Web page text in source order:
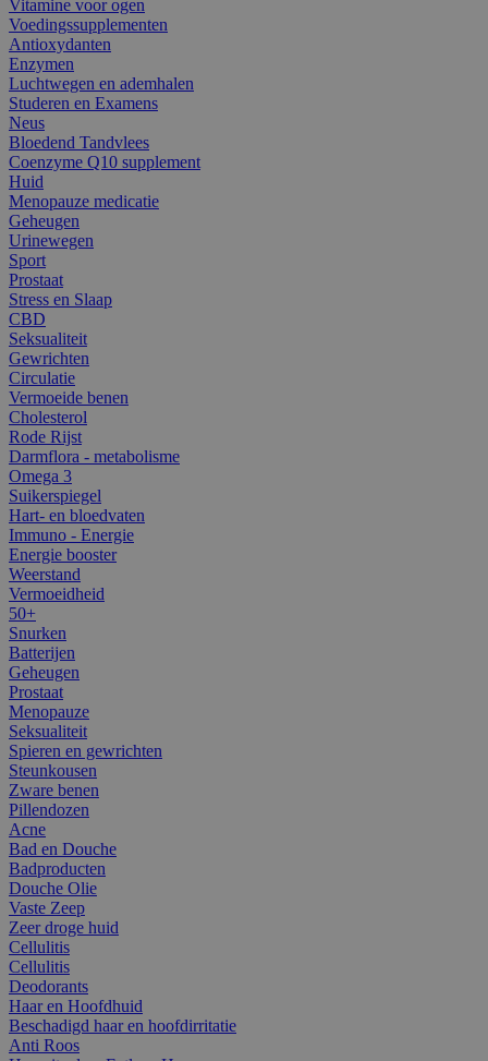
Vitamine voor ogen
Voedingssupplementen
Antioxydanten
Enzymen
Luchtwegen en ademhalen
Studeren en Examens
Neus
Bloedend Tandvlees
Coenzyme Q10 supplement
Huid
Menopauze medicatie
Geheugen
Urinewegen
Sport
Prostaat
Stress en Slaap
CBD
Seksualiteit
Gewrichten
Circulatie
Vermoeide benen
Cholesterol
Rode Rijst
Darmflora - metabolisme
Omega 3
Suikerspiegel
Hart- en bloedvaten
Immuno - Energie
Energie booster
Weerstand
Vermoeidheid
50+
Snurken
Batterijen
Geheugen
Prostaat
Menopauze
Seksualiteit
Spieren en gewrichten
Steunkousen
Zware benen
Pillendozen
Acne
Bad en Douche
Badproducten
Douche Olie
Vaste Zeep
Zeer droge huid
Cellulitis
Cellulitis
Deodorants
Haar en Hoofdhuid
Beschadigd haar en hoofdirritatie
Anti Roos